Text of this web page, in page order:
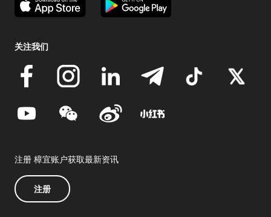
关注我们
注册 樟宜账户获取最新资讯
注册